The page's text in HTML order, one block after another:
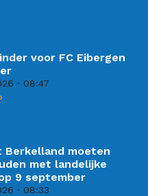
voor FC Eibergen
08:47
Berkelland moeten
met landelijke
9 september
08:33